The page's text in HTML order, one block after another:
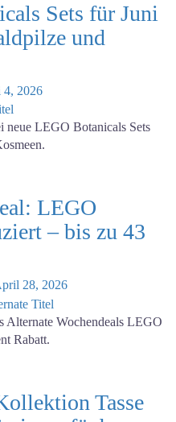
Sets für Juni
und
4, 2026
neue LEGO Botanicals Sets
LEGO
– bis zu 43
28, 2026
Alternate Wochendeals LEGO
Rabatt.
Tasse